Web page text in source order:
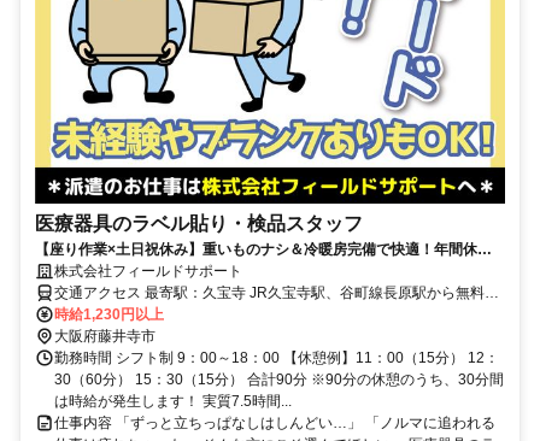
医療器具のラベル貼り・検品スタッフ
【座り作業×土日祝休み】重いものナシ＆冷暖房完備で快適！年間休日
120日以上でお休みたっぷり。
株式会社フィールドサポート
交通アクセス 最寄駅：久宝寺 JR久宝寺駅、谷町線長原駅から無料送
迎バスあり ＊自転車・バイク通勤OK（車通勤不可）
時給1,230円以上
大阪府藤井寺市
勤務時間 シフト制 9：00～18：00 【休憩例】11：00（15分） 12：
30（60分） 15：30（15分） 合計90分 ※90分の休憩のうち、30分間
は時給が発生します！ 実質7.5時間...
仕事内容 「ずっと立ちっぱなしはしんどい…」 「ノルマに追われる